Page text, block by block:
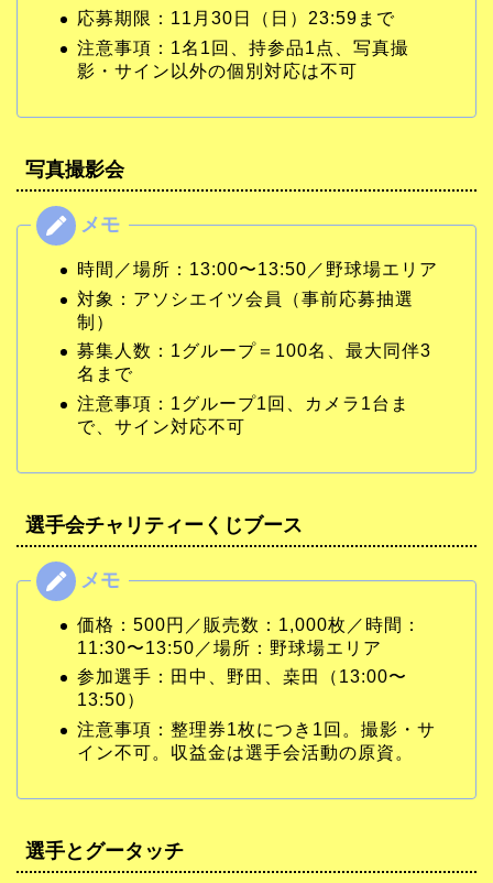
応募期限：11月30日（日）23:59まで
注意事項：1名1回、持参品1点、写真撮
影・サイン以外の個別対応は不可
写真撮影会
時間／場所：13:00〜13:50／野球場エリア
対象：アソシエイツ会員（事前応募抽選
制）
募集人数：1グループ＝100名、最大同伴3
名まで
注意事項：1グループ1回、カメラ1台ま
で、サイン対応不可
選手会チャリティーくじブース
価格：500円／販売数：1,000枚／時間：
11:30〜13:50／場所：野球場エリア
参加選手：田中、野田、桒田（13:00〜
13:50）
注意事項：整理券1枚につき1回。撮影・サ
イン不可。収益金は選手会活動の原資。
選手とグータッチ